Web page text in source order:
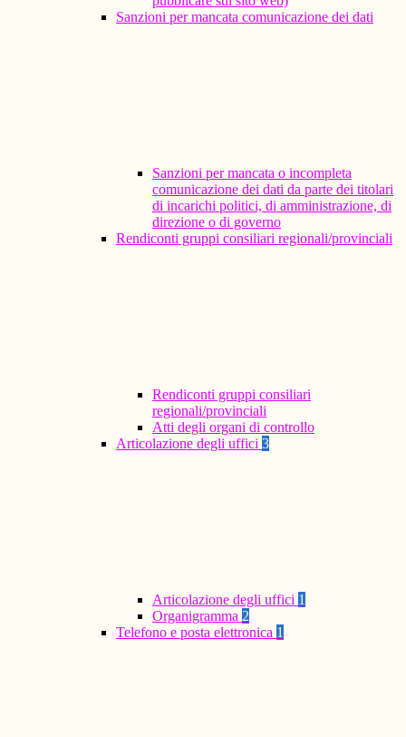
Sanzioni per mancata comunicazione dei dati
Sanzioni per mancata o incompleta
comunicazione dei dati da parte dei titolari
di incarichi politici, di amministrazione, di
direzione o di governo
Rendiconti gruppi consiliari regionali/provinciali
Rendiconti gruppi consiliari
regionali/provinciali
Atti degli organi di controllo
Articolazione degli uffici 3
Articolazione degli uffici 1
Organigramma 2
Telefono e posta elettronica 1